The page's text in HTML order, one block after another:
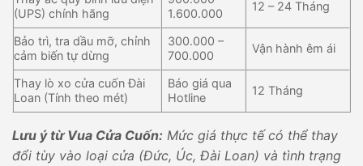
(UPS) chính hãng
1.600.000
12 – 24 Tháng
Bảo trì, tra dầu mỡ, chỉnh
cảm biến tự dừng
300.000 –
700.000
Vận hành êm ái
Thay lò xo cửa cuốn Đài
Loan (Tính theo mét)
Báo giá qua
Hotline
12 Tháng
Lưu ý từ Vua Cửa Cuốn: Mức giá thực tế có thể thay
đổi tùy vào loại cửa (Đức, Úc, Đài Loan) và tình trạng